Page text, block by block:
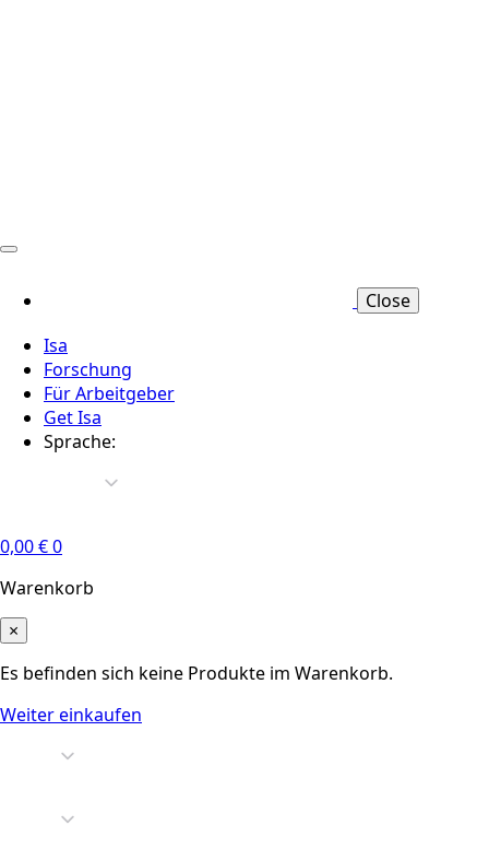
Close
Isa
Forschung
Für Arbeitgeber
Get Isa
Sprache:
0,00€0
Warenkorb
×
Es befinden sich keine Produkte im Warenkorb.
Weiter einkaufen